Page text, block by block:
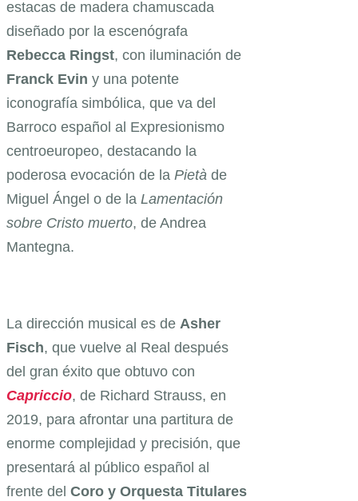
estacas de madera chamuscada
diseñado por la escenógrafa
Rebecca Ringst, con iluminación de
Franck Evin y una potente
iconografía simbólica, que va del
Barroco español al Expresionismo
centroeuropeo, destacando la
poderosa evocación de la Pietà de
Miguel Ángel o de la Lamentación
sobre Cristo muerto, de Andrea
Mantegna.
La dirección musical es de Asher
Fisch, que vuelve al Real después
del gran éxito que obtuvo con
Capriccio, de Richard Strauss, en
2019, para afrontar una partitura de
enorme complejidad y precisión, que
presentará al público español al
frente del Coro y Orquesta Titulares